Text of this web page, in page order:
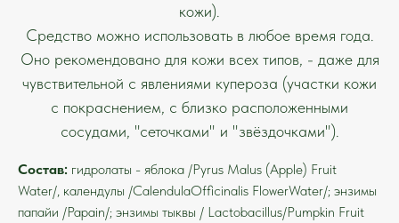
кожи).
Средство можно использовать в любое время года.
Оно рекомендовано для кожи всех типов, - даже для
чувствительной с явлениями купероза (участки кожи
с покраснением, с близко расположенными
сосудами, "сеточками" и "звёздочками").
Состав: гидролаты - яблока /Pyrus Malus (Apple) Fruit
Water/, календулы /CalendulaOfficinalis FlowerWater/; энзимы
папайи /Papain/; энзимы тыквы / Lactobacillus/Pumpkin Fruit